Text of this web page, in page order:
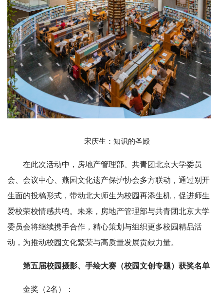
宋庆生：知识的圣殿
在此次活动中，房地产管理部、共青团北京大学委员
会、会议中心、燕园文化遗产保护协会多方联动，通过别开
生面的投稿形式，带动北大师生为校园再添生机，促进师生
爱校荣校情感共鸣。未来，房地产管理部与共青团北京大学
委员会将继续携手合作，精心策划与组织更多校园精品活
动，为推动校园文化繁荣与高质量发展贡献力量。
第五届校园摄影、手绘大赛（校园文创专题）获奖名单
金奖（2名）：